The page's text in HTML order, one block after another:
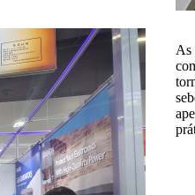
As